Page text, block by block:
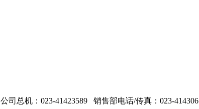
公司总机：023-41423589 销售部电话/传真：023-414306